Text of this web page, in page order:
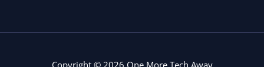
Copyright © 2026 One More Tech Away